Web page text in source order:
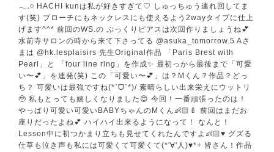
𓂃𓈒𓏸︎︎︎︎ HACHI kunは私が好きすぎて♡ しゅっちゅう連れ回してま
す(笑) ブローチにもネックレスにも使えるよう2wayタイプに仕上
げます^^* 前回のWS.の ぷっくりピアスは次回作りましょうね💕︎
水前寺サロンの時から来て下さってる @asuka_tomorrow.5 Aさ
まは @hk.lesplaisirs 先生Original作品 「Paris Brest with
Pearl」と 「four line ring」を作成✨️ 最初っから最後まで「可愛
い〜💕」を連発(笑) この「可愛い〜💕」は？Mくん？作品？どっ
ち？ 可愛いは最強ですね(*ˊᗜˋ*)/ 素晴らしい出来栄えにウットリ
🥹 私もとっても嬉しくなりました😊 今回！一番頑張ったのは！
やっぱり可愛い可愛いBABYちゃんのMくん👶🏻🍼 前回はまだお
座りだったよね💕︎ ハイハイ出来るようになって！ なんと！
Lesson中に初つかまり立ちも見せてくれたんですよ👶🏻♥️ グズる
仕草も泣き声も私には可愛くて可愛くて(*'∀'人)♥*+ 皆さん！作品